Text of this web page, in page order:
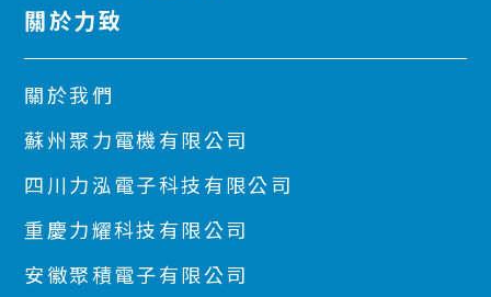
關於力致
關於我們
蘇州聚力電機有限公司
四川力泓電子科技有限公司
重慶力耀科技有限公司
安徽聚積電子有限公司